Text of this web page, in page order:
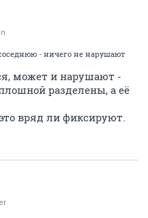
- ничего не нарушают
может и нарушают -
разделены, а её
вряд ли фиксируют.